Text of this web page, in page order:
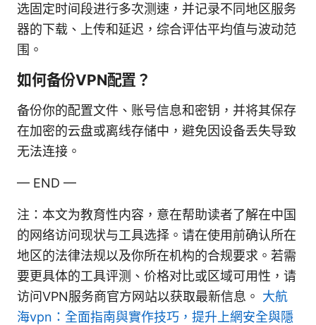
选固定时间段进行多次测速，并记录不同地区服务
器的下载、上传和延迟，综合评估平均值与波动范
围。
如何备份VPN配置？
备份你的配置文件、账号信息和密钥，并将其保存
在加密的云盘或离线存储中，避免因设备丢失导致
无法连接。
— END —
注：本文为教育性内容，意在帮助读者了解在中国
的网络访问现状与工具选择。请在使用前确认所在
地区的法律法规以及你所在机构的合规要求。若需
要更具体的工具评测、价格对比或区域可用性，请
访问VPN服务商官方网站以获取最新信息。 大航
海vpn：全面指南與實作技巧，提升上網安全與隱